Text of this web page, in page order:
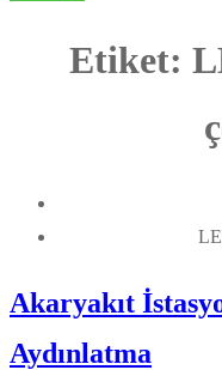
Etiket:
Akaryakıt
Aydınlatma